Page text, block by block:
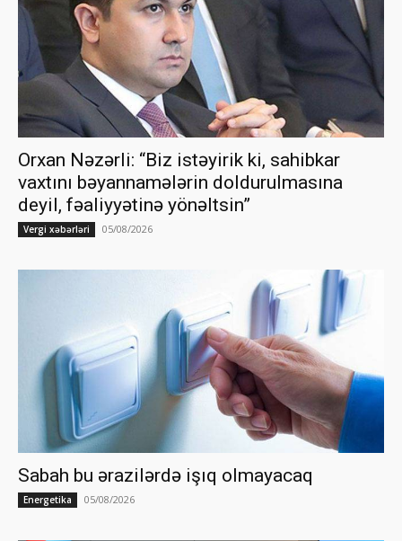
Orxan Nəzərli: “Biz istəyirik ki, sahibkar
vaxtını bəyannamələrin doldurulmasına
deyil, fəaliyyətinə yönəltsin”
Vergi xəbərləri 05/08/2026
Sabah bu ərazilərdə işıq olmayacaq
Energetika 05/08/2026